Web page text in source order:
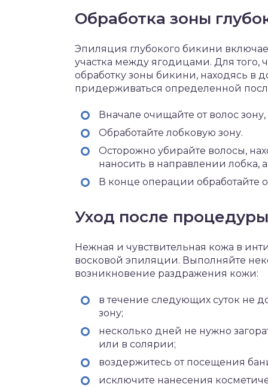
Обработка зоны
Эпиляция глубокого бикини
участка между ягодицами. Для того,
обработку зоны бикини, находясь в
придерживаться определенной
Вначале очищайте от волос
Обработайте лобковую зону.
Осторожно убирайте волосы,
наносить в направлении лобка,
В конце операции обработайте
Уход после процедуры
Нежная и чувствительная кожа в
восковой эпиляции. Выполняйте
возникновение раздражения кожи:
в течение следующих суток не
зону;
несколько дней не нужно
или в солярии;
воздержитесь от посещения
исключите нанесения